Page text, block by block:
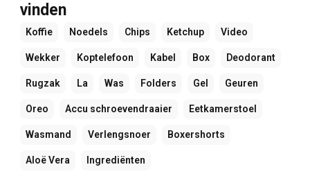
vinden
Koffie Noedels Chips Ketchup Video
Wekker Koptelefoon Kabel Box Deodorant
Rugzak La Was Folders Gel Geuren
Oreo Accu schroevendraaier Eetkamerstoel
Wasmand Verlengsnoer Boxershorts
Aloë Vera Ingrediënten